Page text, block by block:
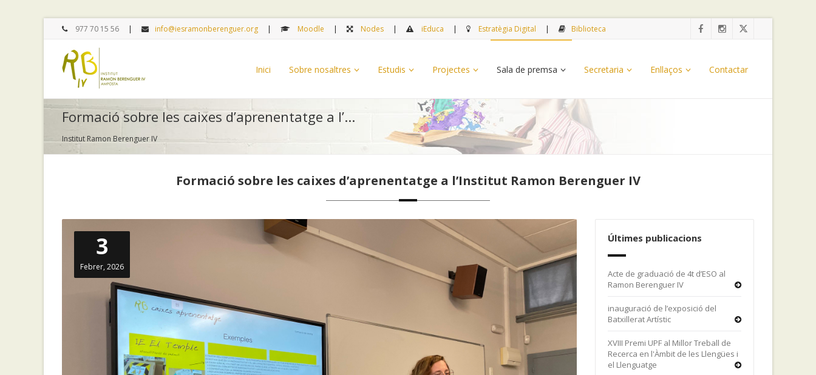
977 70 15 56 info@iesramonberenguer.org Moodle Nodes iEduca Estratègia Digital Biblioteca
Inici Sobre nosaltres Estudis Projectes Sala de premsa Secretaria Enllaços Contactar
Formació sobre les caixes d’aprenentatge a l’...
Institut Ramon Berenguer IV
Formació sobre les caixes d’aprenentatge a l’Institut Ramon Berenguer IV
3
Febrer, 2026
Últimes publicacions
Acte de graduació de 4t d’ESO al
Ramon Berenguer IV
inauguració de l’exposició del
Batxillerat Artístic
XVIII Premi UPF al Millor Treball de
Recerca en l'Àmbit de les Llengües i
el Llenguatge